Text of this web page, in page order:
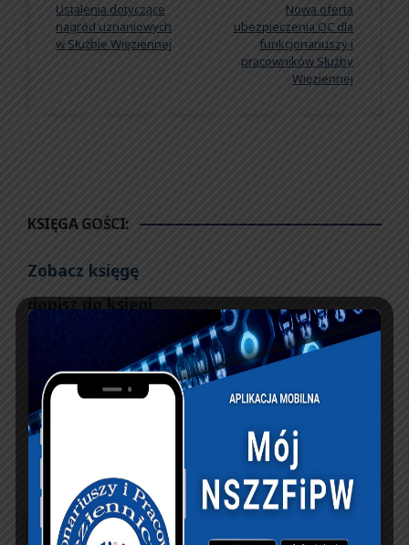
Ustalenia dotyczące
nagród uznaniowych
w Służbie Więziennej
Nowa oferta
ubezpieczenia OC dla
funkcjonariuszy i
pracowników Służby
Więziennej
KSIĘGA GOŚCI:
Zobacz księgę
dopisz do księgi
NASZ FACEBOOK
UBEZPIECZENIA